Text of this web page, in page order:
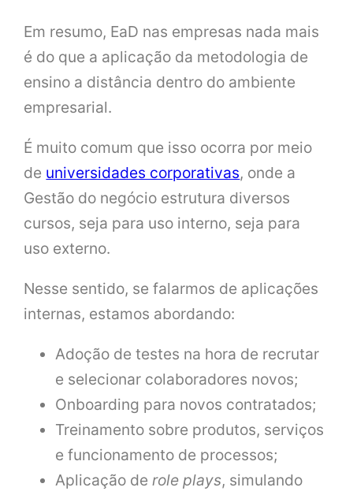
Em resumo, EaD nas empresas nada mais
é do que a aplicação da metodologia de
ensino a distância dentro do ambiente
empresarial.
É muito comum que isso ocorra por meio
de universidades corporativas, onde a
Gestão do negócio estrutura diversos
cursos, seja para uso interno, seja para
uso externo.
Nesse sentido, se falarmos de aplicações
internas, estamos abordando:
Adoção de testes na hora de recrutar
e selecionar colaboradores novos;
Onboarding para novos contratados;
Treinamento sobre produtos, serviços
e funcionamento de processos;
Aplicação derole plays, simulando